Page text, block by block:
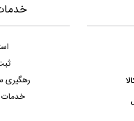
رهگیری